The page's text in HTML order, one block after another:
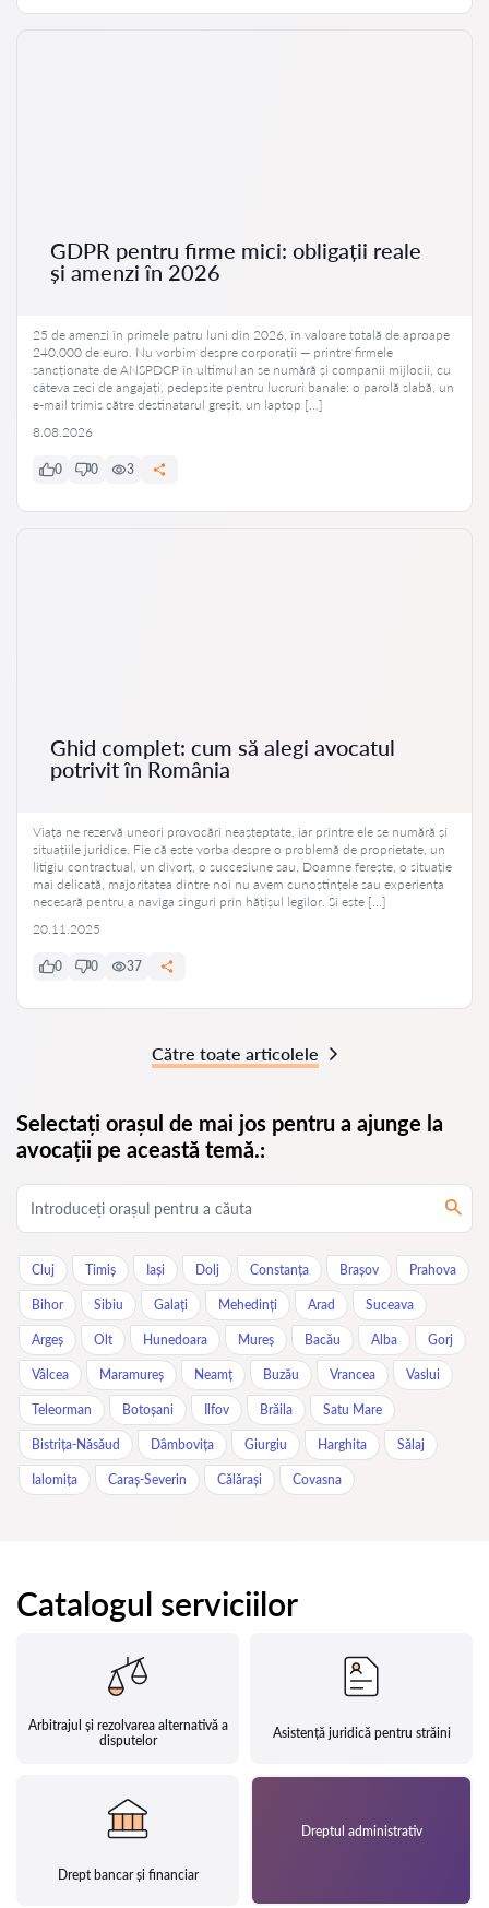
GDPR pentru firme mici: obligații reale
și amenzi în 2026
25 de amenzi în primele patru luni din 2026, în valoare totală de aproape
240.000 de euro. Nu vorbim despre corporații — printre firmele
sancționate de ANSPDCP în ultimul an se numără și companii mijlocii, cu
câteva zeci de angajați, pedepsite pentru lucruri banale: o parolă slabă, un
e-mail trimis către destinatarul greșit, un laptop […]
8.08.2026
0 0 3
Ghid complet: cum să alegi avocatul
potrivit în România
Viața ne rezervă uneori provocări neașteptate, iar printre ele se numără și
situațiile juridice. Fie că este vorba despre o problemă de proprietate, un
litigiu contractual, un divorț, o succesiune sau, Doamne ferește, o situație
mai delicată, majoritatea dintre noi nu avem cunoștințele sau experiența
necesară pentru a naviga singuri prin hățișul legilor. Și este […]
20.11.2025
0 0 37
Către toate articolele
Selectați orașul de mai jos pentru a ajunge la
avocații pe această temă.:
Cluj Timiș Iași Dolj Constanța Brașov Prahova
Bihor Sibiu Galați Mehedinți Arad Suceava
Argeș Olt Hunedoara Mureș Bacău Alba Gorj
Vâlcea Maramureș Neamț Buzău Vrancea Vaslui
Teleorman Botoșani Ilfov Brăila Satu Mare
Bistrița-Năsăud Dâmbovița Giurgiu Harghita Sălaj
Ialomița Caraș-Severin Călărași Covasna
Catalogul serviciilor
Arbitrajul și rezolvarea alternativă a
disputelor
Asistență juridică pentru străini
Drept bancar și financiar
Dreptul administrativ